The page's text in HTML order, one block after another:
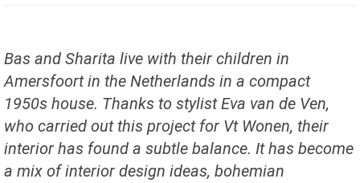
Bas and Sharita live with their children in
Amersfoort in the Netherlands in a compact
1950s house. Thanks to stylist Eva van de Ven,
who carried out this project for Vt Wonen, their
interior has found a subtle balance. It has become
a mix of interior design ideas, bohemian